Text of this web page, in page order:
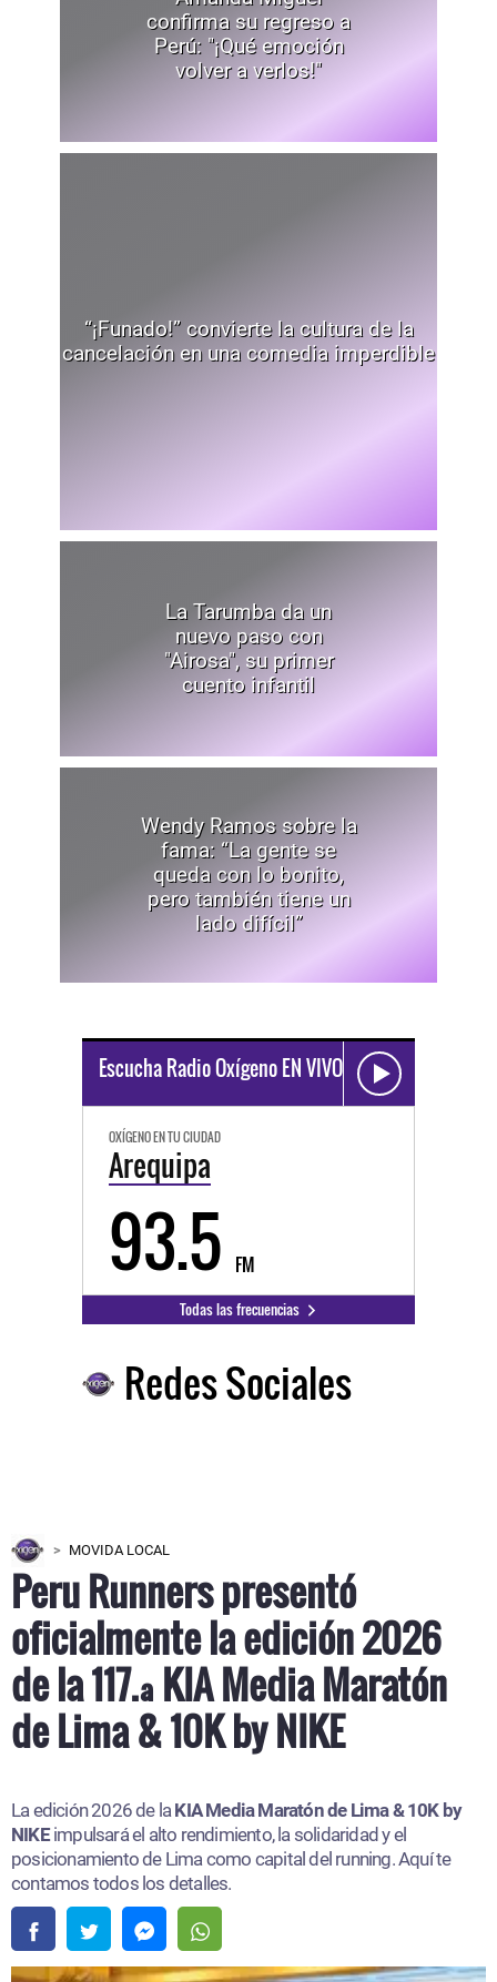
confirma su regreso a
Perú: "¡Qué emoción
volver a verlos!"
“¡Funado!” convierte la cultura de la
cancelación en una comedia imperdible
La Tarumba da un
nuevo paso con
"Airosa", su primer
cuento infantil
Wendy Ramos sobre la
fama: “La gente se
queda con lo bonito,
pero también tiene un
lado difícil”
Escucha Radio Oxígeno EN VIVO
OXÍGENO EN TU CIUDAD
Arequipa
93.5 FM
Todas las frecuencias
Redes Sociales
MOVIDA LOCAL
Peru Runners presentó
oficialmente la edición 2026
de la 117.ª KIA Media Maratón
de Lima & 10K by NIKE
La edición 2026 de la KIA Media Maratón de Lima & 10K by
NIKEimpulsará el alto rendimiento, la solidaridad y el
posicionamiento de Lima como capital del running. Aquí te
contamos todos los detalles.